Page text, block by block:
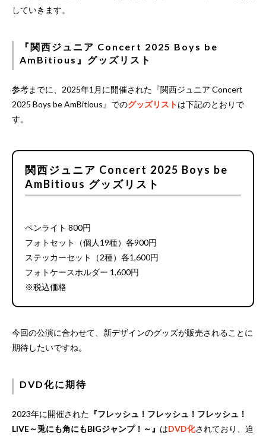
していきます。
『関西ジュニア Concert 2025 Boys be
AmBitious』グッズリスト
参考までに、2025年1月に開催された『関西ジュニア Concert
2025 Boys be AmBitious』でのグッズリストは下記のとおりで
す。
関西ジュニア Concert 2025 Boys be
AmBitious グッズリスト
ペンライト 800円
フォトセット（個人19種）各900円
ステッカーセット（2種）各1,600円
フォトケースホルダー 1,600円
※税込価格
今回の公演に合わせて、新デザインのグッズが販売されることに
期待したいですね。
DVD化に期待
2023年に開催された 『フレッシュ！フレッシュ！フレッシュ！
LIVE～兎にも角にもBIGジャンプ！～』 はDVD化されており、迫